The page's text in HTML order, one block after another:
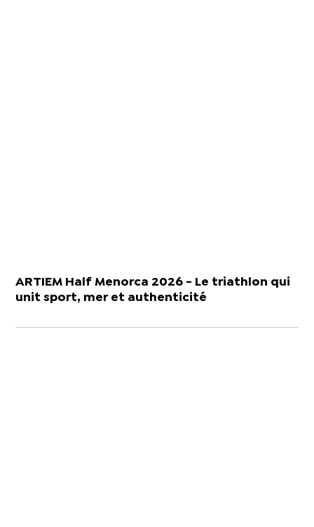
ARTIEM Half Menorca 2026 - Le triathlon qui
unit sport, mer et authenticité